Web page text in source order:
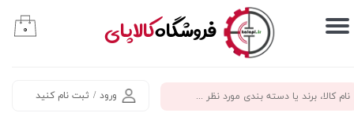
​فروشگاهکالاپای
ورود / ثبت نام کنید
حساب کاربری من
سفارشات
۰